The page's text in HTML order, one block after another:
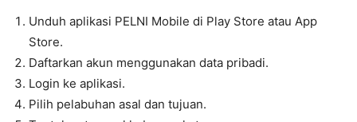
Unduh aplikasi PELNI Mobile di Play Store atau App
Store.
Daftarkan akun menggunakan data pribadi.
Login ke aplikasi.
Pilih pelabuhan asal dan tujuan.